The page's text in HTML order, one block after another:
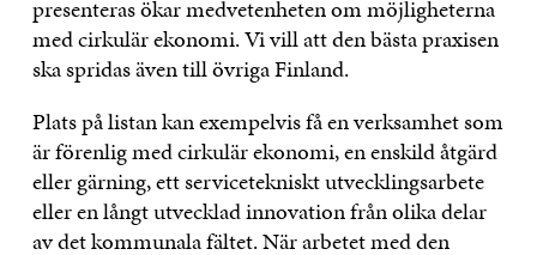
presenteras ökar medvetenheten om möjligheterna
med cirkulär ekonomi. Vi vill att den bästa praxisen
ska spridas även till övriga Finland.
Plats på listan kan exempelvis få en verksamhet som
är förenlig med cirkulär ekonomi, en enskild åtgärd
eller gärning, ett servicetekniskt utvecklingsarbete
eller en långt utvecklad innovation från olika delar
av det kommunala fältet. När arbetet med den